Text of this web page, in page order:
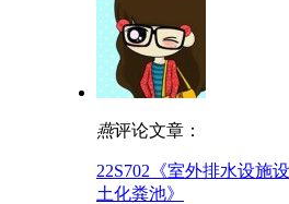
燕评论文章：
22S702《室外排水设
土化粪池》